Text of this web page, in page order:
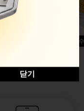
허니옥
닫기